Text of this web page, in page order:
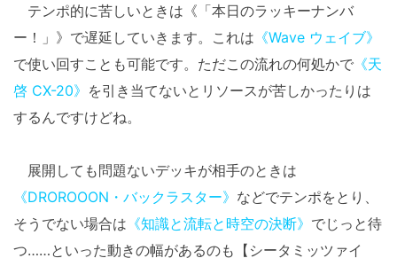
テンポ的に苦しいときは《「本日のラッキーナンバ
ー！」》で遅延していきます。これは 《Wave ウェイブ》
で使い回すことも可能です。ただこの流れの何処かで 《天
啓 CX-20》 を引き当てないとリソースが苦しかったりは
するんですけどね。
展開しても問題ないデッキが相手のときは
《DROROOON・バックラスター》 などでテンポをとり、
そうでない場合は 《知識と流転と時空の決断》 でじっと待
つ……といった動きの幅があるのも【シータミッツァイ